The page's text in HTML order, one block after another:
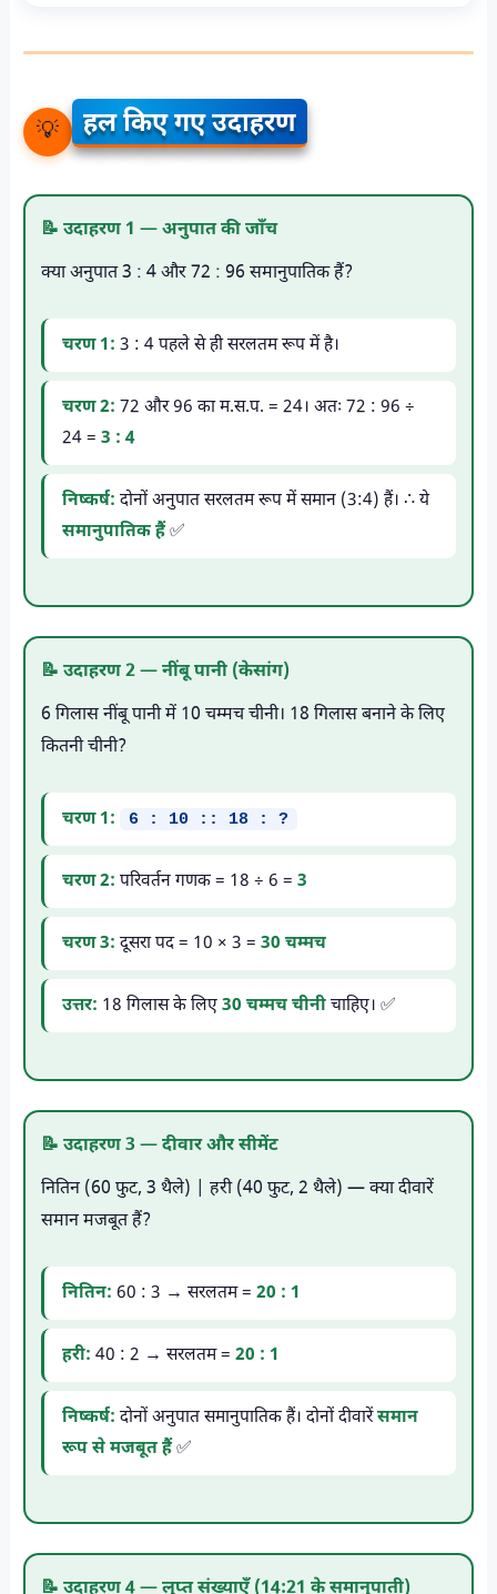
💡 हल किए गए उदाहरण
📝 उदाहरण 1 — अनुपात की जाँच
क्या अनुपात 3 : 4 और 72 : 96 समानुपातिक हैं?
चरण 1: 3 : 4 पहले से ही सरलतम रूप में है।
चरण 2: 72 और 96 का म.स.प. = 24। अतः 72 : 96 ÷
24 = 3 : 4
निष्कर्ष: दोनों अनुपात सरलतम रूप में समान (3:4) हैं। ∴ ये
समानुपातिक हैं✅
📝 उदाहरण 2 — नींबू पानी (केसांग)
6 गिलास नींबू पानी में 10 चम्मच चीनी। 18 गिलास बनाने के लिए
कितनी चीनी?
चरण 1: 6 : 10 :: 18 : ?
चरण 2: परिवर्तन गणक = 18 ÷ 6 = 3
चरण 3: दूसरा पद = 10 × 3 = 30 चम्मच
उत्तर: 18 गिलास के लिए 30 चम्मच चीनीचाहिए। ✅
📝 उदाहरण 3 — दीवार और सीमेंट
नितिन (60 फुट, 3 थैले) | हरी (40 फुट, 2 थैले) — क्या दीवारें
समान मजबूत हैं?
नितिन: 60 : 3 → सरलतम = 20 : 1
हरी: 40 : 2 → सरलतम = 20 : 1
निष्कर्ष: दोनों अनुपात समानुपातिक हैं। दोनों दीवारेंसमान
रूप से मजबूत हैं✅
📝 उदाहरण 4 — लुप्त संख्याएँ (14:21 के समानुपाती)